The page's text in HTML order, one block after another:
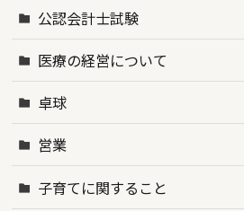
公認会計士試験
医療の経営について
卓球
営業
子育てに関すること